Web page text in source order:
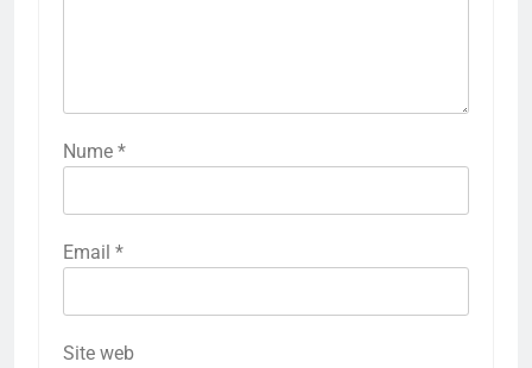
Nume *
Email *
Site web